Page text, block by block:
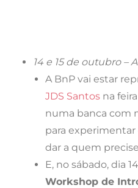
14 e 15 de outubro –
A BnP vai estar
JDS Santos na feira
numa banca com
para
dar a quem precise
E, no sábado, dia
Workshop de